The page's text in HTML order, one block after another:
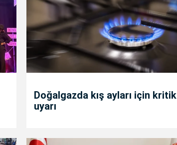
Doğalgazda kış ayları için kritik
uyarı